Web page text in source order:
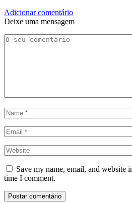
Adicionar comentário
Deixe uma mensagem
Save my name, email, and website
time I comment.